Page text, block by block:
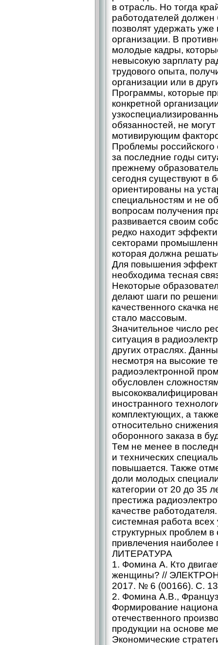
в отрасль. Но тогда
работодателей
позволят удержать
организации. В
молодые кадры,
невысокую зарплату
трудового опыта,
организации или в
Программы, которые
конкретной
обязанностей, не
мотивирующим
Проблемы
за последние годы
прежнему
сегодня существуют в
ориентированы на
специальностям и не
вопросам получения
развивается своим
редко находит
секторами
которая должна
Для повышения
необходима тесная
Некоторые
делают шаги по
качественного скачка
стало массовым.
Значительное число
ситуация в
других отраслях.
несмотря на высокие
радиоэлектронной
обусловлен
иностранного
комплектующих, а
относительно
оборонного заказа в
Тем не менее в
и технических
повышается. Также
доли молодых
категории от 20 до 35
престижа
качестве
системная работа
структурных проблем в
привлечения наиболее
ЛИТЕРАТУРА
1. Фомина А. Кто
женщины? //
2017. № 6 (00166). С.
2. Фомина А.В.,
Формирование
отечественного
продукции на основе
Экономические